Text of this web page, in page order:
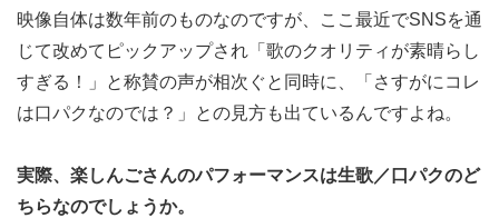
映像自体は数年前のものなのですが、ここ最近でSNSを通
じて改めてピックアップされ「歌のクオリティが素晴らし
すぎる！」と称賛の声が相次ぐと同時に、「さすがにコレ
は口パクなのでは？」との見方も出ているんですよね。
実際、楽しんごさんのパフォーマンスは生歌／口パクのど
ちらなのでしょうか。